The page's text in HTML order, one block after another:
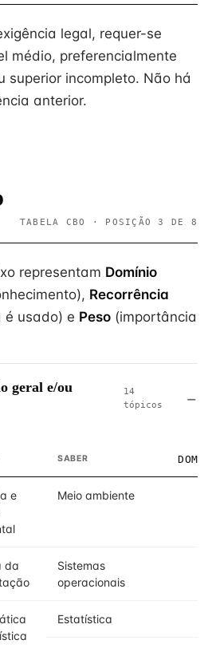
legal, requer-se
médio, preferencialmente
superior incompleto. Não há
anterior.
TABELA CBO · POSIÇÃO 3 DE 8
representam Domínio
Recorrência
é usado) e Peso (importância
geral e/ou
14
tópicos
SABER
e
Meio ambiente
da
Sistemas
operacionais
Estatística